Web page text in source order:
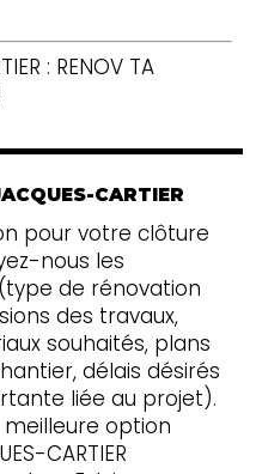
: RENOV TA
CARTIER
pour votre clôture
nous les
de rénovation
des travaux,
souhaités, plans
délais désirés
liée au projet).
option
CARTIER